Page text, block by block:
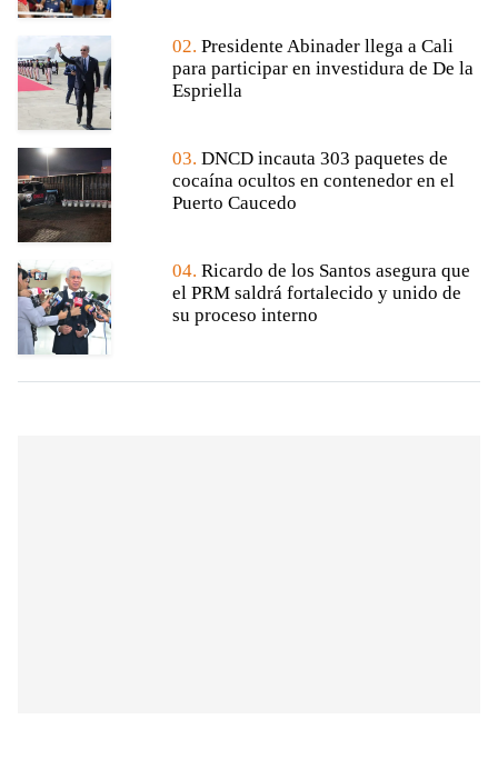
02. Presidente Abinader llega a Cali
para participar en investidura de De la
Espriella
03. DNCD incauta 303 paquetes de
cocaína ocultos en contenedor en el
Puerto Caucedo
04. Ricardo de los Santos asegura que
el PRM saldrá fortalecido y unido de
su proceso interno